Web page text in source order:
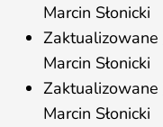
Marcin Słonicki
Zaktualizowane
Marcin Słonicki
Zaktualizowane
Marcin Słonicki